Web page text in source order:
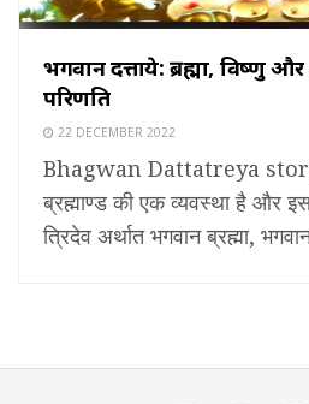
भगवान दत्तात्रेय: ब्रह्मा, विष्णु
परिणति
22 DECEMBER 2022
Bhagwan Dattatreya
ब्रह्माण्ड की एक व्यवस्था है और
त्रिदेव अर्थात भगवान ब्रह्मा,